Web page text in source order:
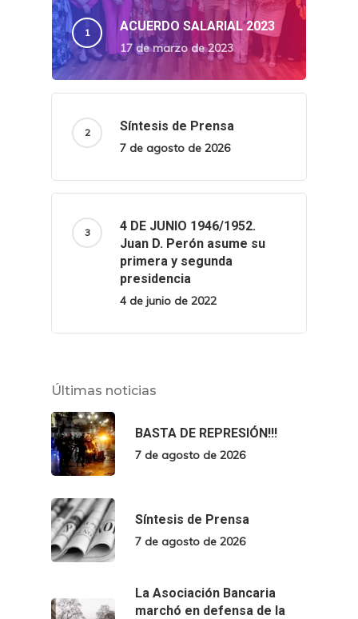
ACUERDO SALARIAL 2023
17 de marzo de 2023
Síntesis de Prensa
7 de agosto de 2026
4 DE JUNIO 1946/1952.
Juan D. Perón asume su
primera y segunda
presidencia
4 de junio de 2022
Últimas noticias
BASTA DE REPRESIÓN!!!
7 de agosto de 2026
Síntesis de Prensa
7 de agosto de 2026
La Asociación Bancaria
marchó en defensa de la